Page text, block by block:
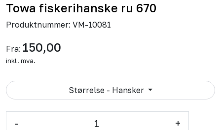
Towa fiskerihanske ru 670
Produktnummer: VM-10081
Fra: 150,00
inkl. mva.
Størrelse - Hansker
- +